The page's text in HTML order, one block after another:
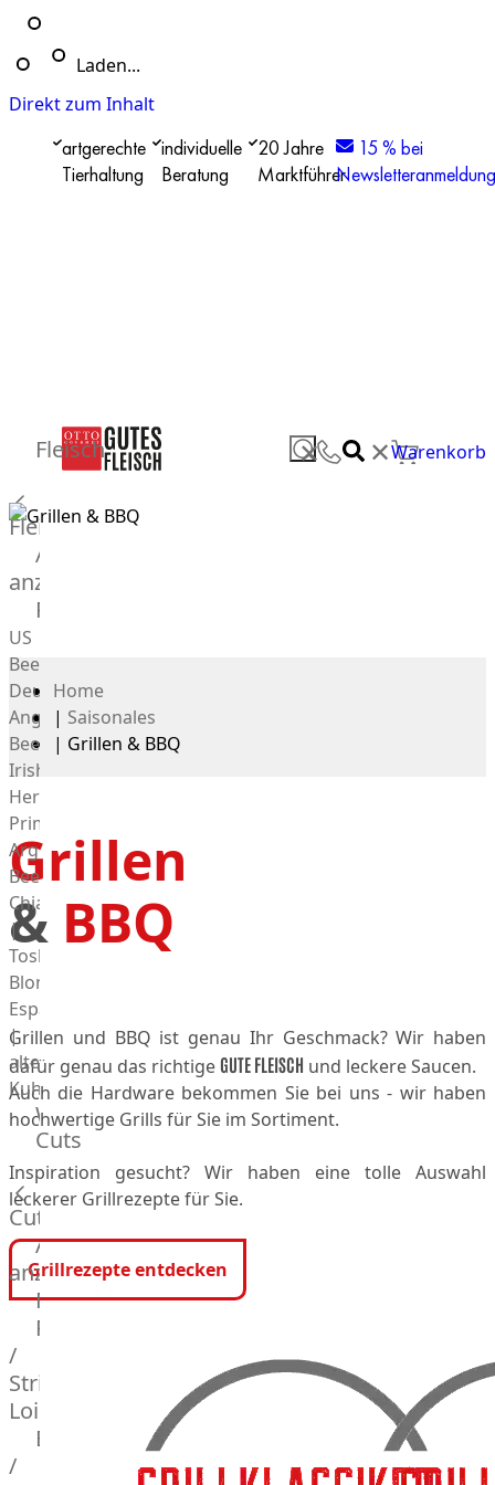
Laden...
Direkt zum Inhalt
artgerechte
Tierhaltung
individuelle
Beratung
20 Jahre
Marktführer
15 % bei
Newsletteranmeldung
✕ ✕Warenkorb
Fleisch
Fleisch
Alle
anzeigen
Rind
US
Beef
Deutsches
Angus
Beef
Irish
Hereford
Prime
Argentina
Beef
Chianina
|
Toskana
Blonda
Espanola
|
alte
Kuh
Wagyu
Beef
Morgan
Ranch
Wagyu
Japanisches
Wagyu
Beef
Japanisches
Kobe
Wagyu
Australian
Wagyu
Cuts
Cuts
Alle
anzeigen
Filet
Rumpsteak
/
Strip
Loin
Entrecote
/
Home
| Saisonales
| Grillen & BBQ
Grillen
& BBQ
Grillen und BBQ ist genau Ihr Geschmack? Wir haben
dafür genau das richtige GUTE FLEISCH und leckere Saucen.
Auch die Hardware bekommen Sie bei uns - wir haben
hochwertige Grills für Sie im Sortiment.
Inspiration gesucht? Wir haben eine tolle Auswahl
leckerer Grillrezepte für Sie.
Grillrezepte entdecken